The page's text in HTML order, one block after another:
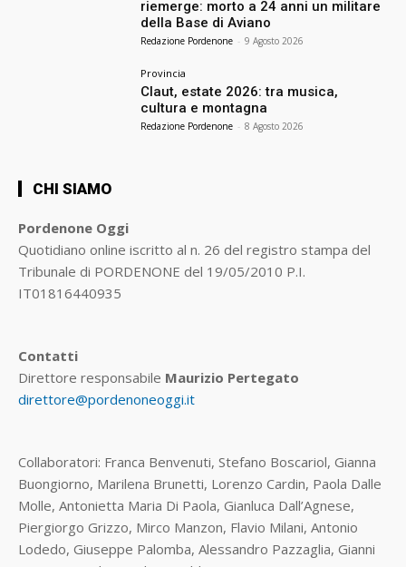
riemerge: morto a 24 anni un militare
della Base di Aviano
Redazione Pordenone - 9 Agosto 2026
Provincia
Claut, estate 2026: tra musica,
cultura e montagna
Redazione Pordenone - 8 Agosto 2026
CHI SIAMO
Pordenone Oggi
Quotidiano online iscritto al n. 26 del registro stampa del
Tribunale di PORDENONE del 19/05/2010 P.I.
IT01816440935
Contatti
Direttore responsabile Maurizio Pertegato
direttore@pordenoneoggi.it
Collaboratori: Franca Benvenuti, Stefano Boscariol, Gianna
Buongiorno, Marilena Brunetti, Lorenzo Cardin, Paola Dalle
Molle, Antonietta Maria Di Paola, Gianluca Dall’Agnese,
Piergiorgo Grizzo, Mirco Manzon, Flavio Milani, Antonio
Lodedo, Giuseppe Palomba, Alessandro Pazzaglia, Gianni